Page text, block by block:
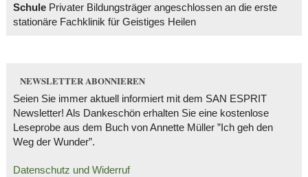
SchulePrivater Bildungsträger angeschlossen an die erste
stationäre Fachklinik für Geistiges Heilen
NEWSLETTER ABONNIEREN
Seien Sie immer aktuell informiert mit dem SAN ESPRIT
Newsletter! Als Dankeschön erhalten Sie eine kostenlose
Leseprobe aus dem Buch von Annette Müller ”Ich geh den
Weg der Wunder”.
Datenschutz und Widerruf